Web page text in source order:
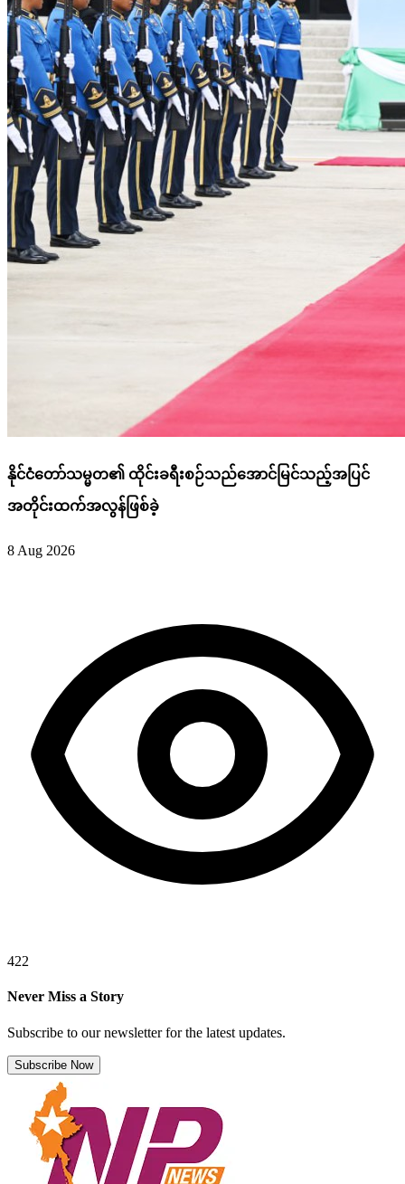
နိုင်ငံတော်သမ္မတ၏ ထိုင်းခရီးစဉ်သည်အောင်မြင်သည့်အပြင်
အတိုင်းထက်အလွန်ဖြစ်ခဲ့
8 Aug 2026
422
Never Miss a Story
Subscribe to our newsletter for the latest updates.
Subscribe Now